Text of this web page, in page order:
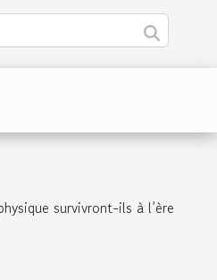
survivront-ils à l’ère